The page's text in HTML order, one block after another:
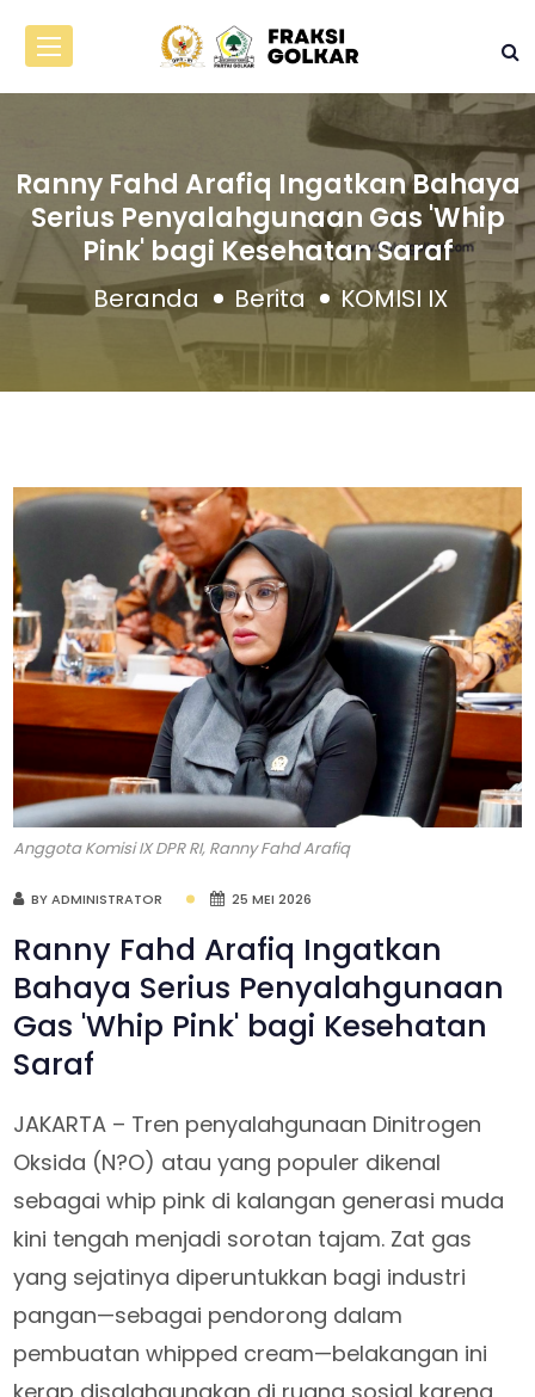
Ranny Fahd Arafiq Ingatkan Bahaya
Serius Penyalahgunaan Gas 'Whip
Pink' bagi Kesehatan Saraf
Beranda Berita KOMISI IX
Anggota Komisi IX DPR RI, Ranny Fahd Arafiq
BY ADMINISTRATOR 25 MEI 2026
Ranny Fahd Arafiq Ingatkan
Bahaya Serius Penyalahgunaan
Gas 'Whip Pink' bagi Kesehatan
Saraf
JAKARTA – Tren penyalahgunaan Dinitrogen
Oksida (N?O) atau yang populer dikenal
sebagai whip pink di kalangan generasi muda
kini tengah menjadi sorotan tajam. Zat gas
yang sejatinya diperuntukkan bagi industri
pangan—sebagai pendorong dalam
pembuatan whipped cream—belakangan ini